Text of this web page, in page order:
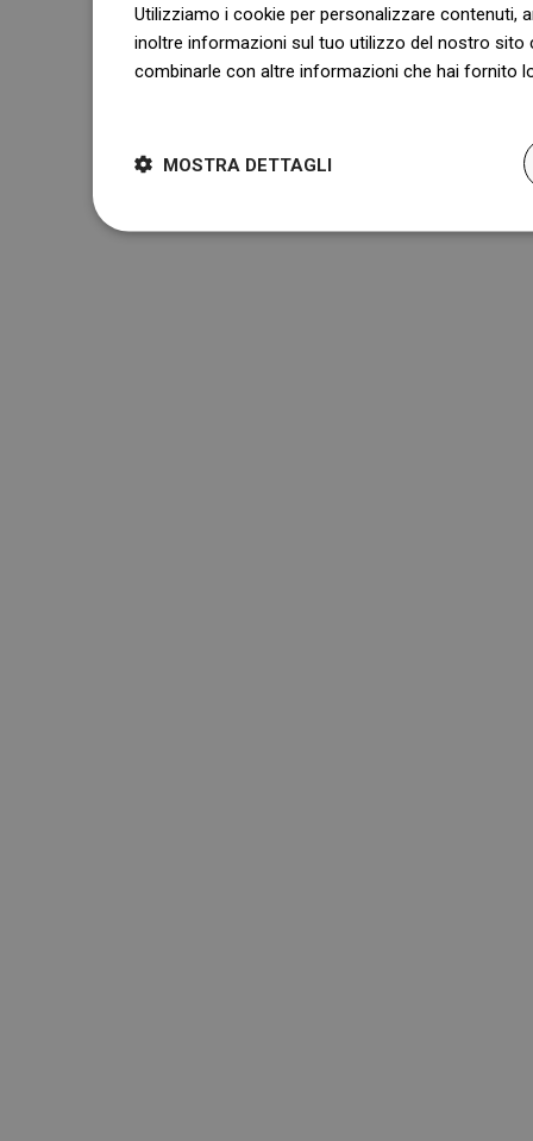
Utilizziamo i cookie per personalizzare contenuti,
inoltre informazioni sul tuo utilizzo del nostro sito
combinarle con altre informazioni che hai fornito
MOSTRA DETTAGLI